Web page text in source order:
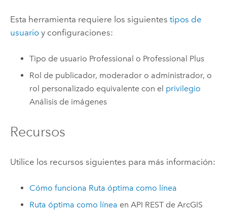
Esta herramienta requiere los siguientes tipos de
usuarioy configuraciones:
Tipo de usuario Professional o Professional Plus
Rol de publicador, moderador o administrador, o
rol personalizado equivalente con el privilegio
Análisis de imágenes
Recursos
Utilice los recursos siguientes para más información:
Cómo funciona Ruta óptima como línea
Ruta óptima como línea enAPI REST de ArcGIS